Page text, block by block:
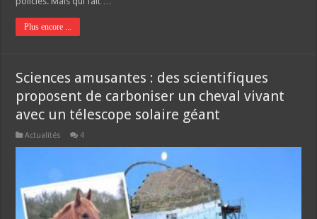
Plus encore ...
Sciences amusantes : des scientifiques
proposent de carboniser un cheval vivant
avec un télescope solaire géant
Actualités 4